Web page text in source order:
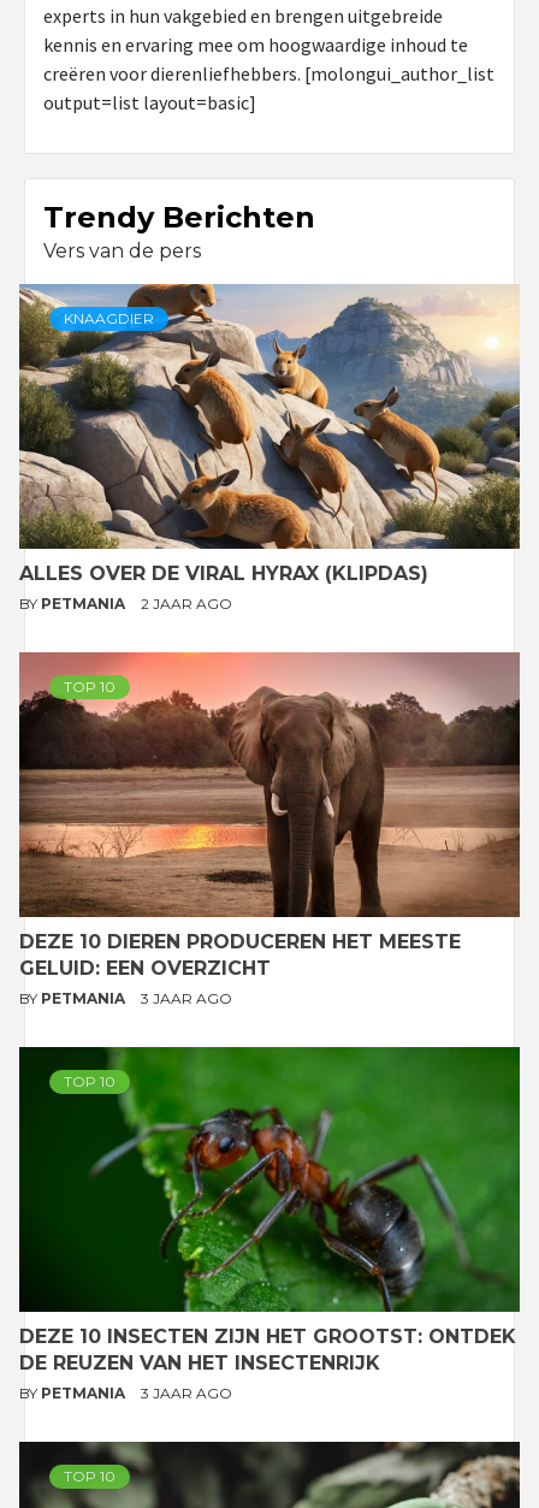
experts in hun vakgebied en brengen uitgebreide
kennis en ervaring mee om hoogwaardige inhoud te
creëren voor dierenliefhebbers. [molongui_author_list
output=list layout=basic]
Trendy Berichten
Vers van de pers
KNAAGDIER
ALLES OVER DE VIRAL HYRAX (KLIPDAS)
BY PETMANIA 2 JAAR AGO
TOP 10
DEZE 10 DIEREN PRODUCEREN HET MEESTE
GELUID: EEN OVERZICHT
BY PETMANIA 3 JAAR AGO
TOP 10
DEZE 10 INSECTEN ZIJN HET GROOTST: ONTDEK
DE REUZEN VAN HET INSECTENRIJK
BY PETMANIA 3 JAAR AGO
TOP 10